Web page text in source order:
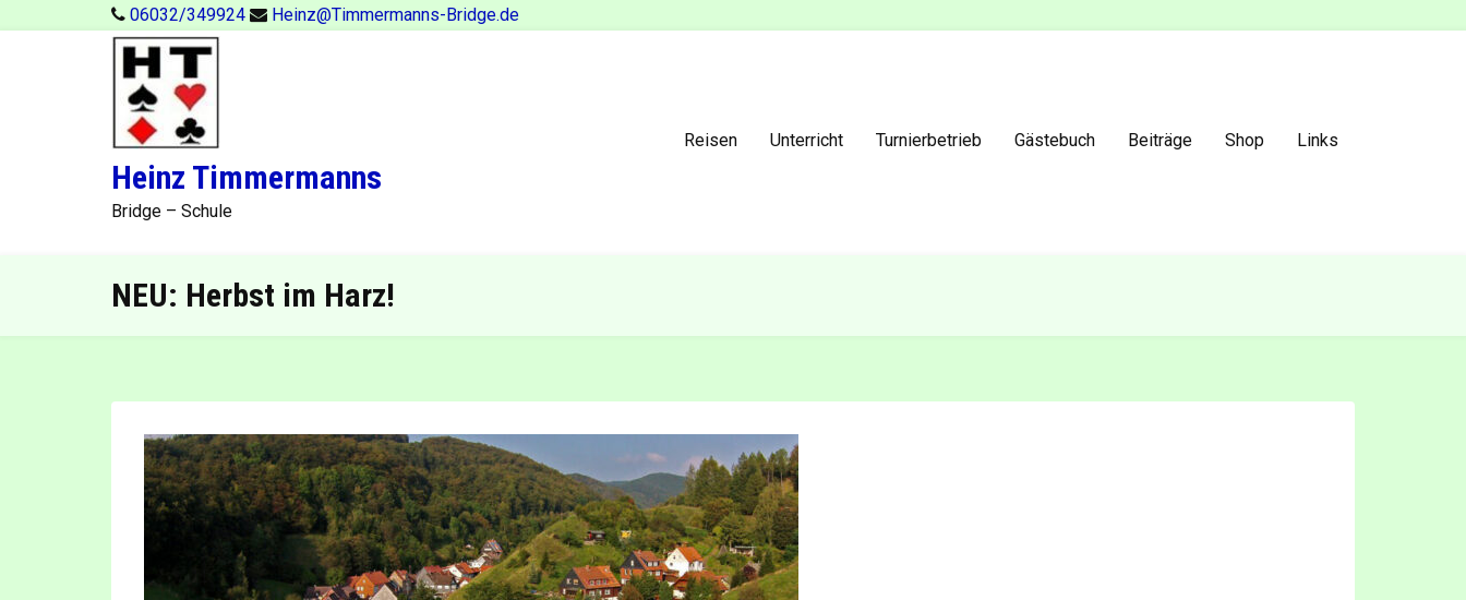
06032/349924 Heinz@Timmermanns-Bridge.de
Heinz Timmermanns
Bridge – Schule
Reisen Unterricht Turnierbetrieb Gästebuch Beiträge Shop Links
NEU: Herbst im Harz!